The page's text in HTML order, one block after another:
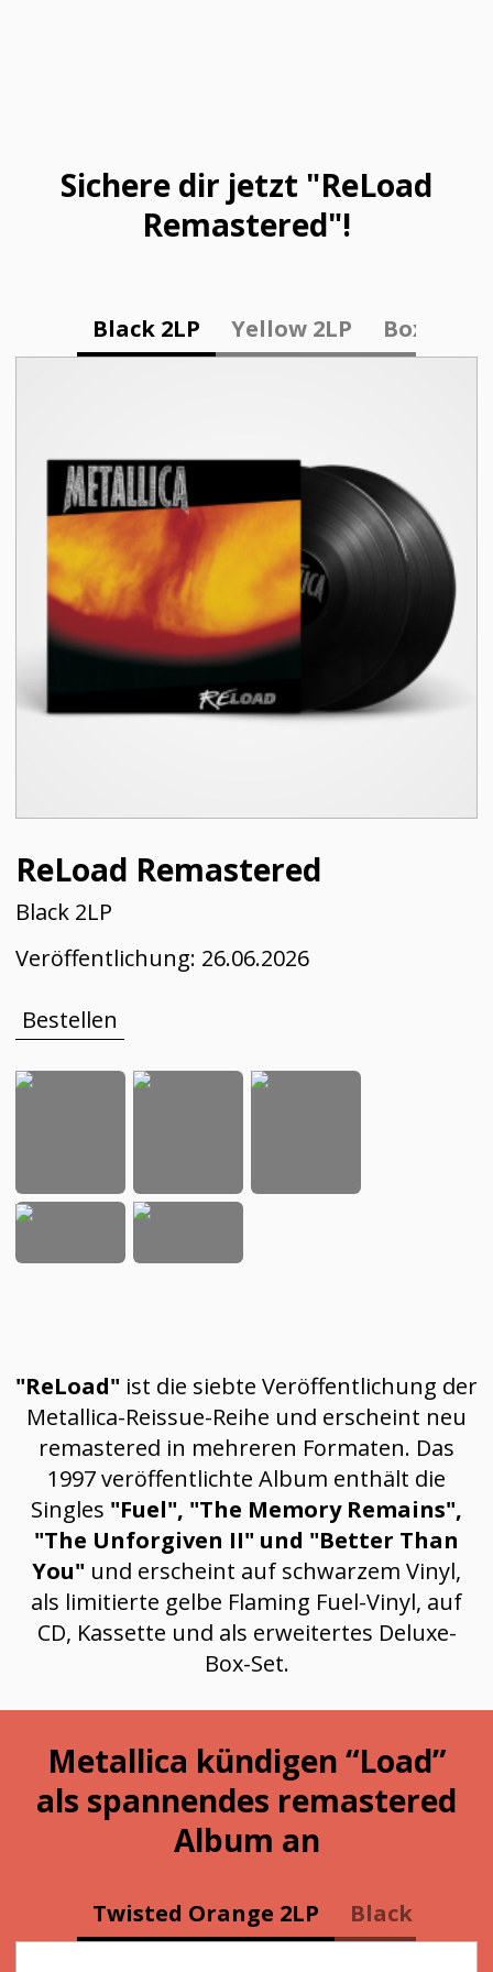
Sichere dir jetzt "ReLoad
Remastered"!
Black 2LP Yellow 2LP Box Set
ReLoad Remastered
Black 2LP
Veröffentlichung: 26.06.2026
Bestellen
"ReLoad" ist die siebte Veröffentlichung der
Metallica-Reissue-Reihe und erscheint neu
remastered in mehreren Formaten. Das
1997 veröffentlichte Album enthält die
Singles "Fuel", "The Memory Remains",
"The Unforgiven II" und "Better Than
You" und erscheint auf schwarzem Vinyl,
als limitierte gelbe Flaming Fuel-Vinyl, auf
CD, Kassette und als erweitertes Deluxe-
Box-Set.
Metallica kündigen “Load”
als spannendes remastered
Album an
Twisted Orange 2LP Black 2LP